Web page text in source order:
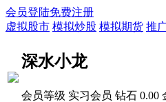
会员登陆免费注册
虚拟股市 模拟炒股 模拟期货 推
深水小龙
会员等级 实习会员 钻石 0.00